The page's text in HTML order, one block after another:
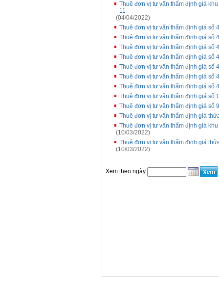
Thuê đơn vị tư vấn thẩm định giá
11
(04/04/2022)
Thuê đơn vị tư vấn thẩm định giá số
Thuê đơn vị tư vấn thẩm định giá số
Thuê đơn vị tư vấn thẩm định giá số
Thuê đơn vị tư vấn thẩm định giá số
Thuê đơn vị tư vấn thẩm định giá số
Thuê đơn vị tư vấn thẩm định giá số
Thuê đơn vị tư vấn thẩm định giá số
Thuê đơn vị tư vấn thẩm định giá số
Thuê đơn vị tư vấn thẩm định giá số
Thuê đơn vị tư vấn thẩm định giá
Thuê đơn vị tư vấn thẩm định giá
(10/03/2022)
Thuê đơn vị tư vấn thẩm định giá
(10/03/2022)
Xem theo ngày